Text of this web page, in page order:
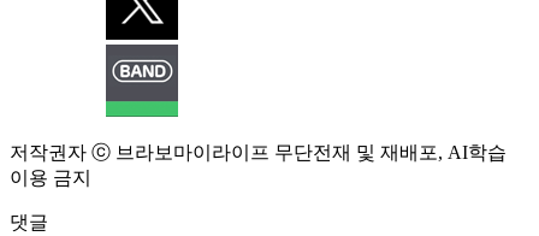
저작권자 ⓒ 브라보마이라이프 무단전재 및 재배포, AI학습
이용 금지
댓글